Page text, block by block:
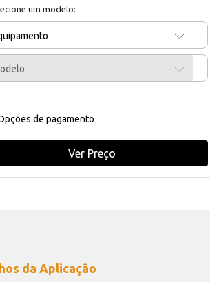
um modelo:
de pagamento
Ver Preço
da Aplicação